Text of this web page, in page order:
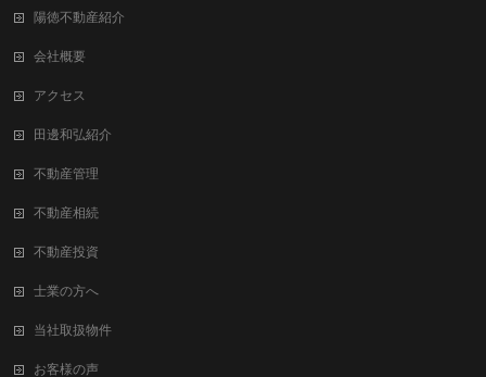
陽徳不動産紹介
会社概要
アクセス
田邊和弘紹介
不動産管理
不動産相続
不動産投資
士業の方へ
当社取扱物件
お客様の声